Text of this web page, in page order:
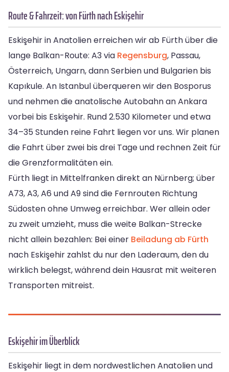
Route & Fahrzeit: von Fürth nach Eskişehir
Eskişehir in Anatolien erreichen wir ab Fürth über die
lange Balkan-Route: A3 via Regensburg, Passau,
Österreich, Ungarn, dann Serbien und Bulgarien bis
Kapıkule. An Istanbul überqueren wir den Bosporus
und nehmen die anatolische Autobahn an Ankara
vorbei bis Eskişehir. Rund 2.530 Kilometer und etwa
34–35 Stunden reine Fahrt liegen vor uns. Wir planen
die Fahrt über zwei bis drei Tage und rechnen Zeit für
die Grenzformalitäten ein.
Fürth liegt in Mittelfranken direkt an Nürnberg; über
A73, A3, A6 und A9 sind die Fernrouten Richtung
Südosten ohne Umweg erreichbar. Wer allein oder
zu zweit umzieht, muss die weite Balkan-Strecke
nicht allein bezahlen: Bei einer Beiladung ab Fürth
nach Eskişehir zahlst du nur den Laderaum, den du
wirklich belegst, während dein Hausrat mit weiteren
Transporten mitreist.
Eskişehir im Überblick
Eskişehir liegt in dem nordwestlichen Anatolien und